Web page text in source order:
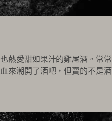
熱愛甜如果汁的雞尾酒。常
來潮開了酒吧，但賣的不是